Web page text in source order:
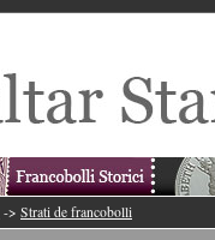
-> Strati de francobolli